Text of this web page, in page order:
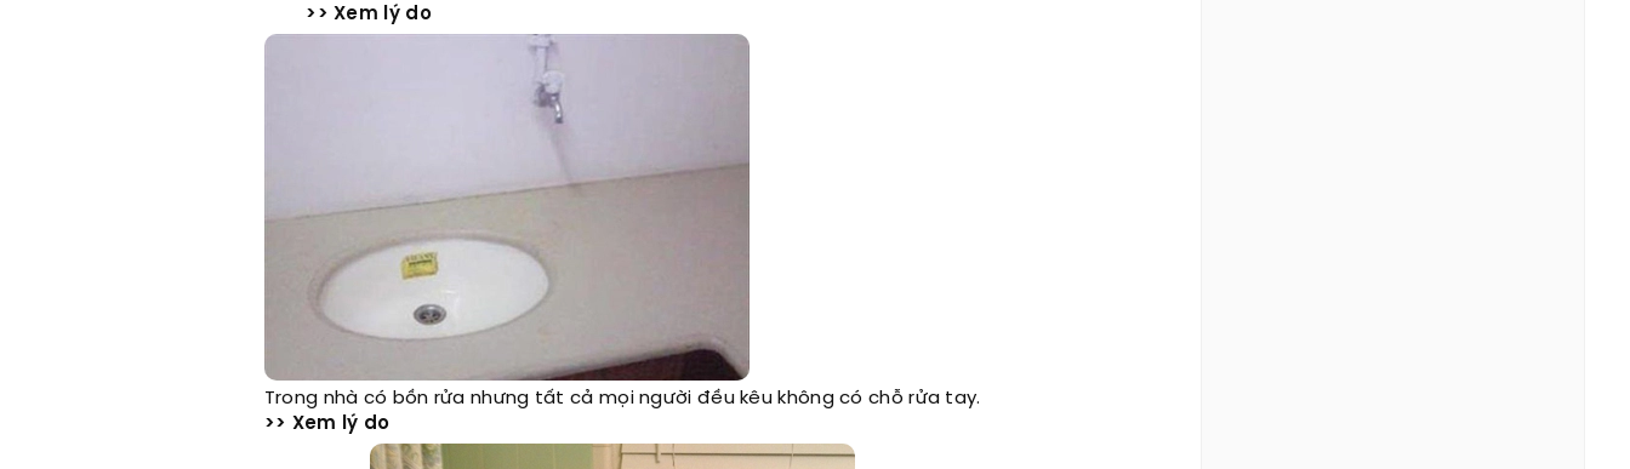
>> Xem lý do
Trong nhà có bồn rửa nhưng tất cả mọi người đều kêu không có chỗ rửa tay.
>> Xem lý do